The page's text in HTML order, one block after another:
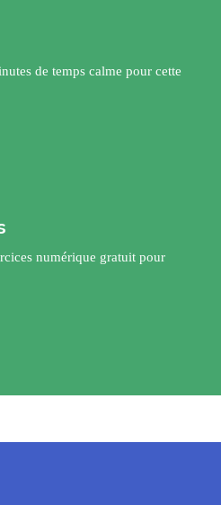
de temps calme pour cette
numérique gratuit pour